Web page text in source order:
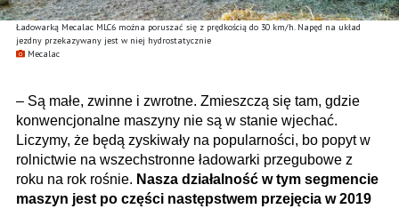
Ładowarką Mecalac MLC6 można poruszać się z prędkością do 30 km/h. Napęd na układ
jezdny przekazywany jest w niej hydrostatycznie
Mecalac
– Są małe, zwinne i zwrotne. Zmieszczą się tam, gdzie
konwencjonalne maszyny nie są w stanie wjechać.
Liczymy, że będą zyskiwały na popularności, bo popyt w
rolnictwie na wszechstronne ładowarki przegubowe z
roku na rok rośnie. Nasza działalność w tym segmencie
maszyn jest po części następstwem przejęcia w 2019